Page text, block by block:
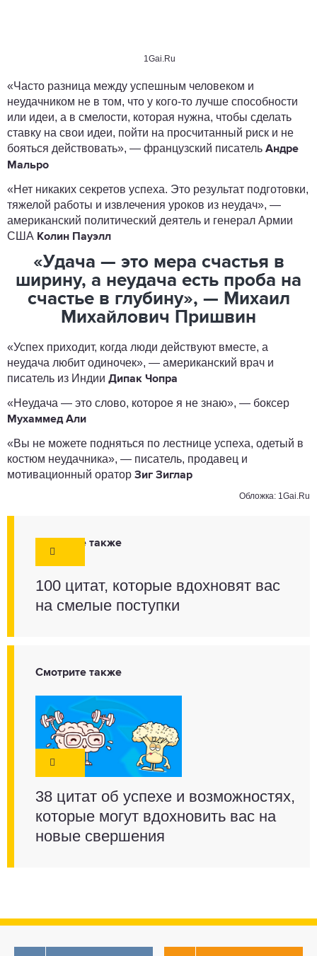
1Gai.Ru
«Часто разница между успешным человеком и
неудачником не в том, что у кого-то лучше способности
или идеи, а в смелости, которая нужна, чтобы сделать
ставку на свои идеи, пойти на просчитанный риск и не
бояться действовать», — французский писатель Андре
Мальро
«Нет никаких секретов успеха. Это результат подготовки,
тяжелой работы и извлечения уроков из неудач», —
американский политический деятель и генерал Армии
США Колин Пауэлл
«Удача — это мера счастья в
ширину, а неудача есть проба на
счастье в глубину», — Михаил
Михайлович Пришвин
«Успех приходит, когда люди действуют вместе, а
неудача любит одиночек», — американский врач и
писатель из Индии Дипак Чопра
«Неудача — это слово, которое я не знаю», — боксер
Мухаммед Али
«Вы не можете подняться по лестнице успеха, одетый в
костюм неудачника», — писатель, продавец и
мотивационный оратор Зиг Зиглар
Обложка: 1Gai.Ru
Смотрите также
100 цитат, которые вдохновят вас
на смелые поступки
Смотрите также
38 цитат об успехе и возможностях,
которые могут вдохновить вас на
новые свершения